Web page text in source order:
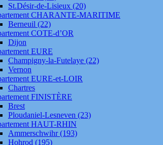
St.Désir-de-Lisieux (20)
CHARANTE-MARITIME
Berneuil (22)
COTE-d’OR
Dijon
EURE
Champigny-la-Futelaye (22)
Vernon
EURE-et-LOIR
Chartres
FINISTÈRE
Brest
Ploudaniel-Lesneven (23)
HAUT-RHIN
Ammerschwihr (193)
Hohrod (195)